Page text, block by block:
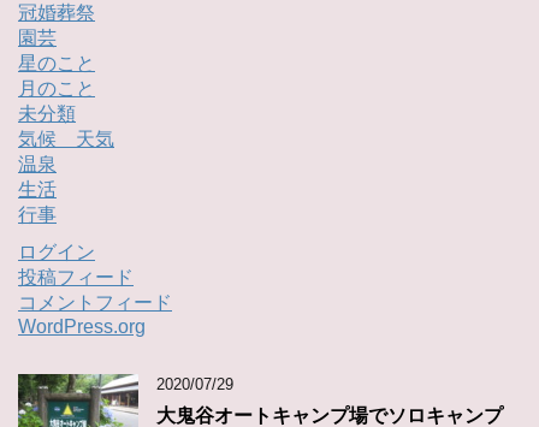
冠婚葬祭
園芸
星のこと
月のこと
未分類
気候 天気
温泉
生活
行事
ログイン
投稿フィード
コメントフィード
WordPress.org
2020/07/29
大鬼谷オートキャンプ場でソロキャンプ